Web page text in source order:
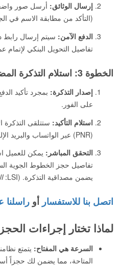
إرسال الوثائق: أرسل صور
(التأكد من مطابقة الاسم في
الدفع الآمن: سيتم إرسال رابط
تفاصيل التحويل البنكي لإتمام
الخطوة 3: استلام التذكرة المضمونة
إصدار التذكرة: بمجرد تأكيد
على الفور.
استلام التأكيد:
(PNR) عبر الواتساب والبريد الإلكتروني.
التحقق المباشر:
تفاصيل حجز الخطوط الجوية
يضمن مصداقية التذكرة. (LSI:
اتصل بنا للاستفسار أو راسلنا
لماذا تختار إجراءات
السرعة هي المفتاح: يتمتع
المتاحة، مما يضمن لك حجزاً